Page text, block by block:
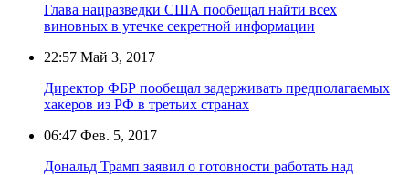
Глава нацразведки США пообещал найти всех
виновных в утечке секретной информации
22:57 Май 3, 2017
Директор ФБР пообещал задерживать предполагаемых
хакеров из РФ в третьих странах
06:47 Фев. 5, 2017
Дональд Трамп заявил о готовности работать над